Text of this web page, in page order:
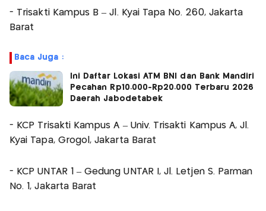
- Trisakti Kampus B – Jl. Kyai Tapa No. 260, Jakarta
Barat
Baca Juga :
Ini Daftar Lokasi ATM BNI dan Bank Mandiri
Pecahan Rp10.000-Rp20.000 Terbaru 2026
Daerah Jabodetabek
- KCP Trisakti Kampus A – Univ. Trisakti Kampus A, Jl.
Kyai Tapa, Grogol, Jakarta Barat
- KCP UNTAR 1 – Gedung UNTAR I, Jl. Letjen S. Parman
No. 1, Jakarta Barat